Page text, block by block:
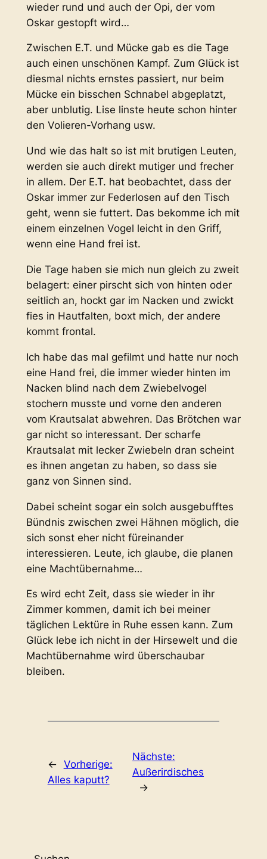
wieder rund und auch der Opi, der vom
Oskar gestopft wird…
Zwischen E.T. und Mücke gab es die Tage
auch einen unschönen Kampf. Zum Glück ist
diesmal nichts ernstes passiert, nur beim
Mücke ein bisschen Schnabel abgeplatzt,
aber unblutig. Lise linste heute schon hinter
den Volieren-Vorhang usw.
Und wie das halt so ist mit brutigen Leuten,
werden sie auch direkt mutiger und frecher
in allem. Der E.T. hat beobachtet, dass der
Oskar immer zur Federlosen auf den Tisch
geht, wenn sie futtert. Das bekomme ich mit
einem einzelnen Vogel leicht in den Griff,
wenn eine Hand frei ist.
Die Tage haben sie mich nun gleich zu zweit
belagert: einer pirscht sich von hinten oder
seitlich an, hockt gar im Nacken und zwickt
fies in Hautfalten, boxt mich, der andere
kommt frontal.
Ich habe das mal gefilmt und hatte nur noch
eine Hand frei, die immer wieder hinten im
Nacken blind nach dem Zwiebelvogel
stochern musste und vorne den anderen
vom Krautsalat abwehren. Das Brötchen war
gar nicht so interessant. Der scharfe
Krautsalat mit lecker Zwiebeln dran scheint
es ihnen angetan zu haben, so dass sie
ganz von Sinnen sind.
Dabei scheint sogar ein solch ausgebufftes
Bündnis zwischen zwei Hähnen möglich, die
sich sonst eher nicht füreinander
interessieren. Leute, ich glaube, die planen
eine Machtübernahme…
Es wird echt Zeit, dass sie wieder in ihr
Zimmer kommen, damit ich bei meiner
täglichen Lektüre in Ruhe essen kann. Zum
Glück lebe ich nicht in der Hirsewelt und die
Machtübernahme wird überschaubar
bleiben.
← Vorherige:
Alles kaputt?
Nächste:
Außerirdisches
→